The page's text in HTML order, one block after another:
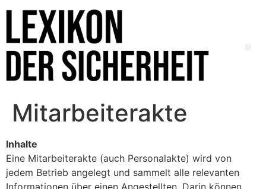
Mitarbeiterakte
Inhalte
Eine Mitarbeiterakte (auch Personalakte) wird von
jedem Betrieb angelegt und sammelt alle relevanten